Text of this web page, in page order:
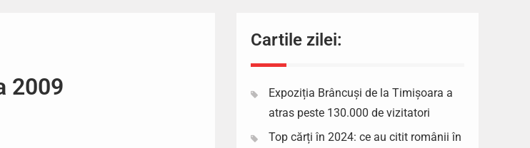
2009
Cartile zilei:
Expoziția Brâncuși de la Timișoara a
atras peste 130.000 de vizitatori
Top cărți în 2024: ce au citit românii în